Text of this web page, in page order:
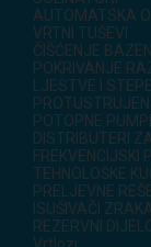
AUTOMATSKA
VRTNI TUŠEVI
ČIŠĆENJE
POKRIVANJE
LJESTVE I
POTOPNE
DISTRIBUTERI
FREKVENCIJSKI
TEHNOLOŠKE
PRELJEVNE
ISUŠIVAČI
REZERVNI